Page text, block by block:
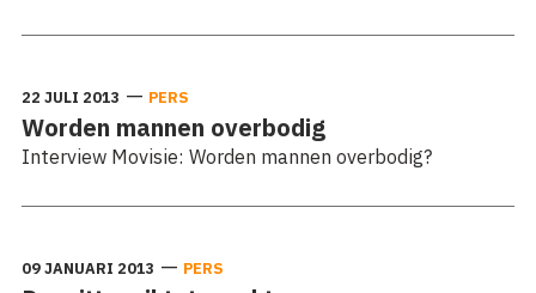
22 JULI 2013 — PERS
Worden mannen overbodig
Interview Movisie: Worden mannen overbodig?
09 JANUARI 2013 — PERS